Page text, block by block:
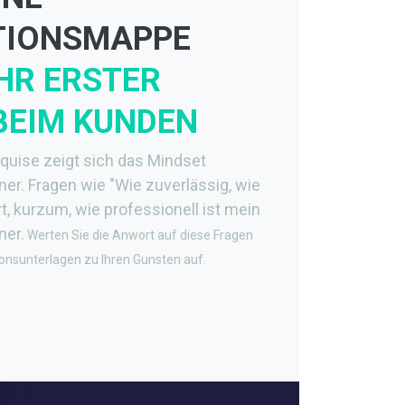
ERSTER
KUNDEN
zeigt sich das Mindset
Fragen wie "Wie zuverlässig, wie
kurzum, wie professionell ist mein
Werten Sie die Anwort auf diese Fragen
zu Ihren Gunsten auf.